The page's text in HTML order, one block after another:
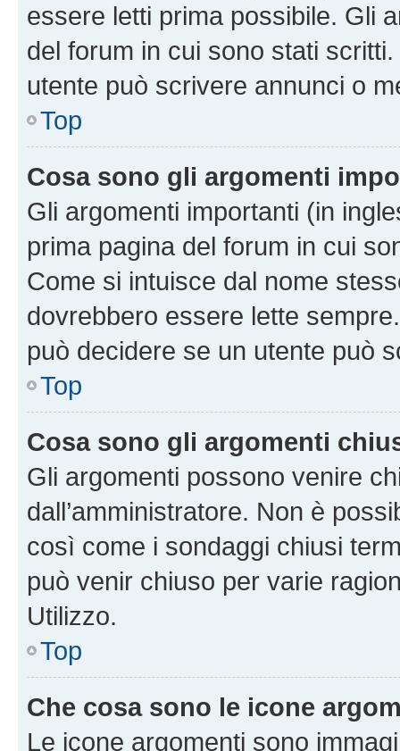
essere letti prima possibile. Gli
del forum in cui sono stati
utente può scrivere annunci o
Top
Cosa sono gli argomenti
Gli argomenti importanti (in
prima pagina del forum in cui
Come si intuisce dal nome
dovrebbero essere lette
può decidere se un utente può
Top
Cosa sono gli argomenti
Gli argomenti possono venire
dall’amministratore. Non è
così come i sondaggi chiusi
può venir chiuso per varie
Utilizzo.
Top
Che cosa sono le icone
Le icone argomenti sono